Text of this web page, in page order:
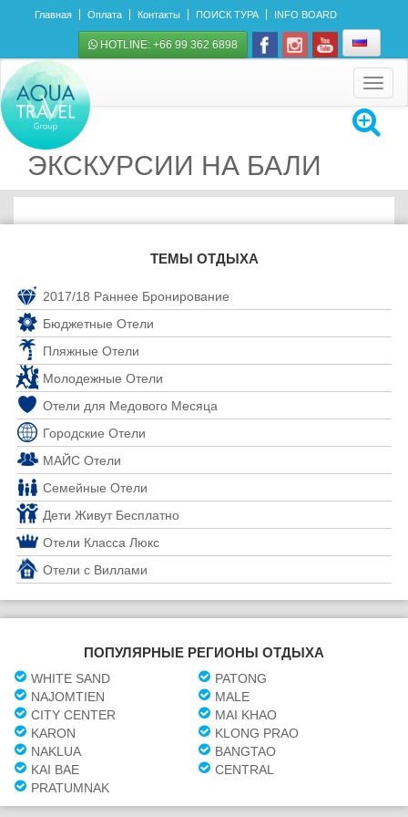
Главная Оплата Контакты ПОИСК ТУРА INFO BOARD
HOTLINE: +66 99 362 6898
Toggle
ЭКСКУРСИИ НА БАЛИ
ТЕМЫ ОТДЫХА
2017/18 Раннее Бронирование
Бюджетные Отели
Пляжные Отели
Молодежные Отели
Отели для Медового Месяца
Городские Отели
МАЙС Отели
Семейные Отели
Дети Живут Бесплатно
Отели Класса Люкс
Отели с Виллами
ПОПУЛЯРНЫЕ РЕГИОНЫ ОТДЫХА
WHITE SAND
PATONG
NAJOMTIEN
MALE
CITY CENTER
MAI KHAO
KARON
KLONG PRAO
NAKLUA
BANGTAO
KAI BAE
CENTRAL
PRATUMNAK